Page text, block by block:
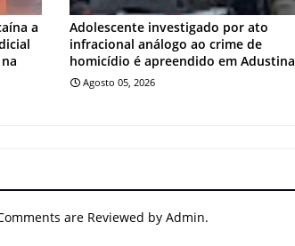
a
Adolescente investigado por ato
infracional análogo ao crime de
homicídio é apreendido em Adustina
Agosto 05, 2026
are Reviewed by Admin.